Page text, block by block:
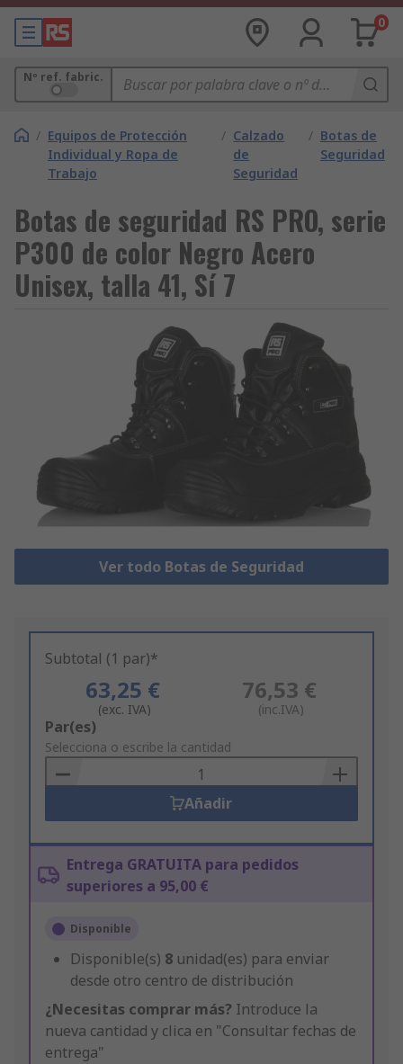
0
Nº ref. fabric.
/ Equipos de Protección
Individual y Ropa de
Trabajo
/ Calzado
de
Seguridad
/ Botas de
Seguridad
Botas de seguridad RS PRO, serie
P300 de color Negro Acero
Unisex, talla 41, Sí 7
Ver todo Botas de Seguridad
Subtotal (1 par)*
63,25 €
(exc. IVA)
76,53 €
(inc.IVA)
Add
to
Basket
Par(es)
Selecciona o escribe la cantidad
Añadir
Entrega GRATUITA para pedidos
superiores a 95,00 €
Disponible
Disponible(s) 8 unidad(es) para enviar
desde otro centro de distribución
¿Necesitas comprar más? Introduce la
nueva cantidad y clica en "Consultar fechas de
entrega"